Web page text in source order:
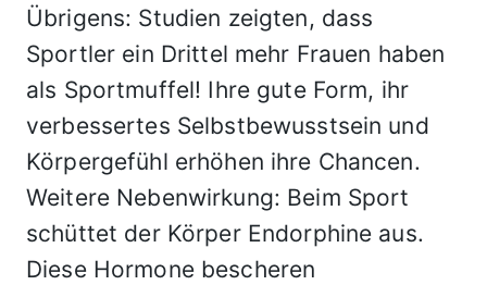
Übrigens: Studien zeigten, dass
Sportler ein Drittel mehr Frauen haben
als Sportmuffel! Ihre gute Form, ihr
verbessertes Selbstbewusstsein und
Körpergefühl erhöhen ihre Chancen.
Weitere Nebenwirkung: Beim Sport
schüttet der Körper Endorphine aus.
Diese Hormone bescheren